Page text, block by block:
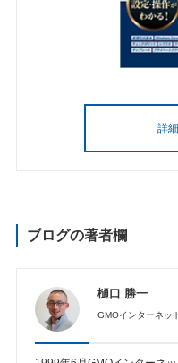
詳
ブログの著者欄
樋口 勝一
GMOインターネッ